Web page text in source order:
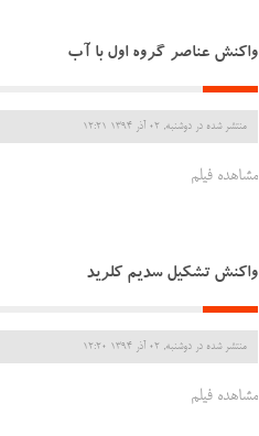
واکنش عناصر گروه اول با آب
منتشر شده در دوشنبه, 02 آذر 1394 12:21
مشاهده فیلم
واکنش تشکیل سدیم کلرید
منتشر شده در دوشنبه, 02 آذر 1394 12:20
مشاهده فیلم